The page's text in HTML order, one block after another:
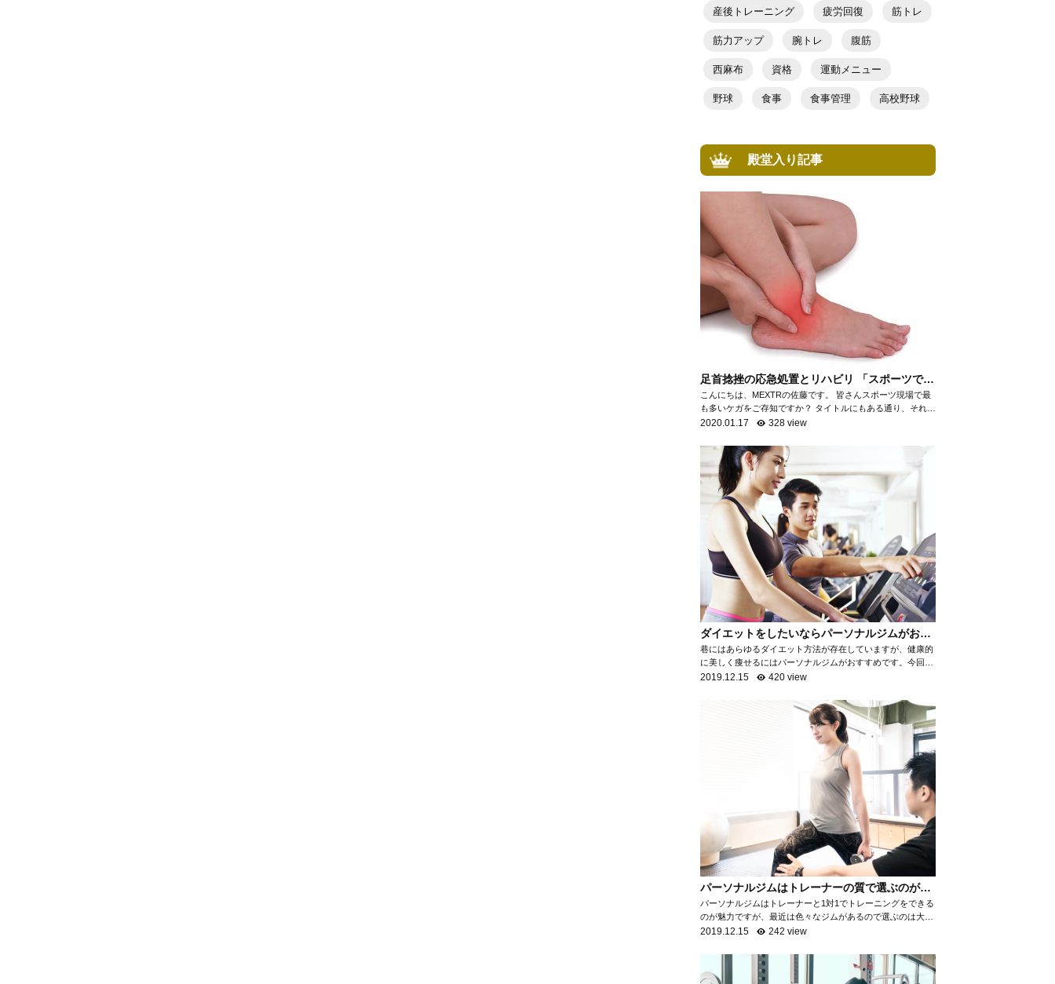
産後トレーニング 疲労回復 筋トレ
筋力アップ 腕トレ 腹筋
西麻布 資格 運動メニュー
野球 食事 食事管理 高校野球
殿堂入り記事
足首捻挫の応急処置とリハビリ 「スポーツで最
も多いケガ」
こんにちは、MEXTRの佐藤です。 皆さんスポーツ現場で最
も多いケガをご存知ですか？ タイトルにもある通り、それが
「足首の捻挫」です。 「足首の捻挫」は、スポーツ現場だけ
2020.01.17 328 view
ダイエットをしたいならパーソナルジムがおす
すめ！
巷にはあらゆるダイエット方法が存在していますが、健康的
に美しく痩せるにはパーソナルジムがおすすめです。今回
は、なぜパーソナルジムがダイエットに最適なのかを項目ご
2019.12.15 420 view
パーソナルジムはトレーナーの質で選ぶのがお
すすめ！
パーソナルジムはトレーナーと1対1でトレーニングをできる
のが魅力ですが、最近は色々なジムがあるので選ぶのは大変
ですよね。パーソナルジムで満足ができるところを選ぶため
2019.12.15 242 view